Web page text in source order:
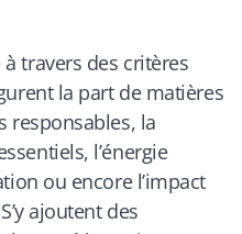
travers des critères
la part de matières
responsables, la
l’énergie
ou encore l’impact
ajoutent des